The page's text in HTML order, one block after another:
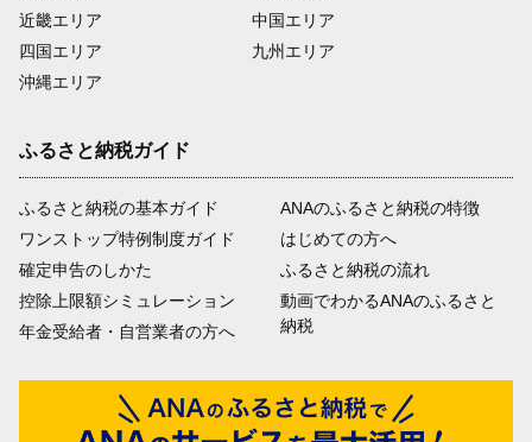
近畿エリア
四国エリア
沖縄エリア
中国エリア
九州エリア
ふるさと納税ガイド
ふるさと納税の基本ガイド
ワンストップ特例制度ガイド
確定申告のしかた
控除上限額シミュレーション
年金受給者・自営業者の方へ
ANAのふるさと納税の特徴
はじめての方へ
ふるさと納税の流れ
動画でわかるANAのふるさと
納税